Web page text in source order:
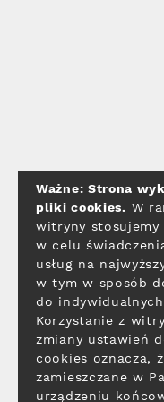
Ważne: Strona
pliki cookies. W
witryny
w celu
usług na
w tym w sposób
do
Korzystanie z
zmiany ustawień
cookies oznacza,
zamieszczane w
urządzeniu